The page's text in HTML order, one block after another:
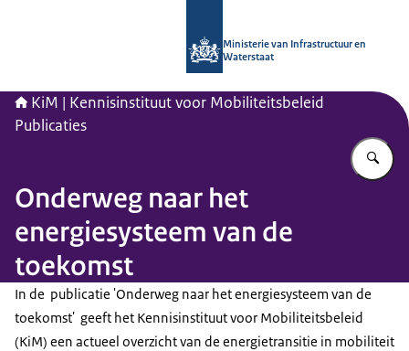
Ministerie van Infrastructuur en
Waterstaat
KiM | Kennisinstituut voor Mobiliteitsbeleid
Publicaties
Onderweg naar het
energiesysteem van de
toekomst
In de publicatie 'Onderweg naar het energiesysteem van de
toekomst' geeft het Kennisinstituut voor Mobiliteitsbeleid
(KiM) een actueel overzicht van de energietransitie in mobiliteit